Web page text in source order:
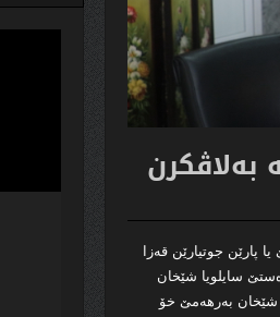
پارێن جوتیارێن قەزا
بەردەرەش دهێنە دابەشکرن یێن بەرهەمێ خۆ یێ گەنمی یێ2020 رادەستێ سایلویا شێخان
یێن سایلویا شێخان بەرهەمێ خۆ